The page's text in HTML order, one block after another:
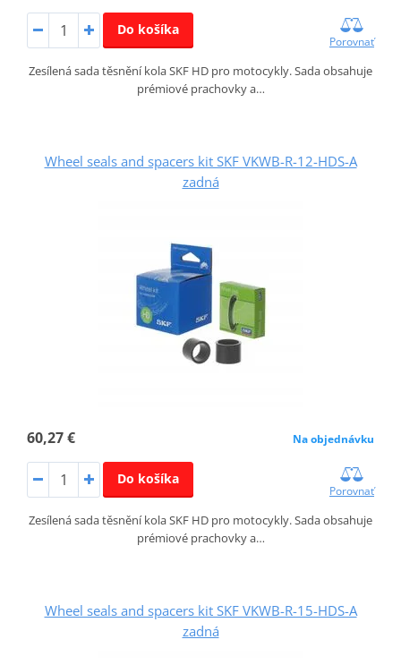
Do košíka
Porovnať
Zesílená sada těsnění kola SKF HD pro motocykly. Sada obsahuje
prémiové prachovky a…
Wheel seals and spacers kit SKF VKWB-R-12-HDS-A
zadná
60,27 € Na objednávku
Do košíka
Porovnať
Zesílená sada těsnění kola SKF HD pro motocykly. Sada obsahuje
prémiové prachovky a…
Wheel seals and spacers kit SKF VKWB-R-15-HDS-A
zadná